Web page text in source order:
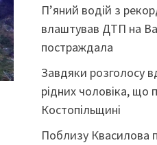
П’яний водій з
влаштував ДТП на
постраждала
Завдяки розголосу
рідних чоловіка,
Костопільщині
Поблизу Квасилова